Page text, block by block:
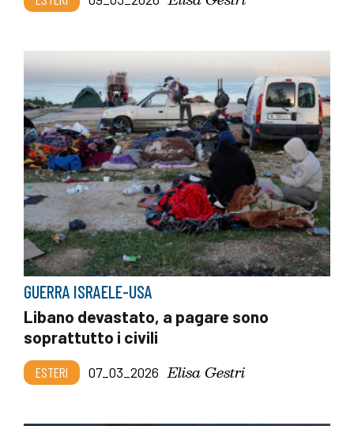
GUERRA ISRAELE-USA
Libano devastato, a pagare sono
soprattutto i civili
ESTERI 07_03_2026 Elisa Gestri